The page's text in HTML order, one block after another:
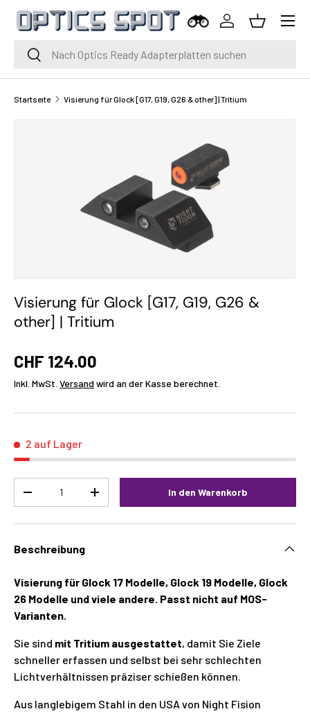
Zum Inhalt springen
SucheSuche
Einloggen
Korb
Menü
Startseite Visierung für Glock [G17, G19, G26 & other] | Tritium
Visierung für Glock [G17, G19, G26 &
other] | Tritium
CHF 124.00
Inkl. MwSt. Versand wird an der Kasse berechnet.
2 auf Lager
-
+ In den Warenkorb
Beschreibung
Visierung für Glock 17 Modelle, Glock 19 Modelle, Glock
26 Modelle und viele andere. Passt nicht auf MOS-
Varianten.
Sie sind mit Tritium ausgestattet, damit Sie Ziele
schneller erfassen und selbst bei sehr schlechten
Lichtverhältnissen präziser schießen können.
Aus langlebigem Stahl in den USA von Night Fision